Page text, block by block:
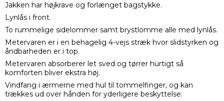
Jakken har højkrave og forlænget bagstykke.
Lynlås i front.
To rummelige sidelommer samt brystlomme alle med lynlås.
Metervaren er i en behagelig 4-vejs stræk hvor slidstyrken og
åndbarheden er i top.
Metervaren absorberer let sved og tørrer hurtigt så
komforten bliver ekstra høj.
Vindfang i ærmerne med hul til tommelfinger, og kan
trækkes ud over hånden for yderligere beskyttelse.